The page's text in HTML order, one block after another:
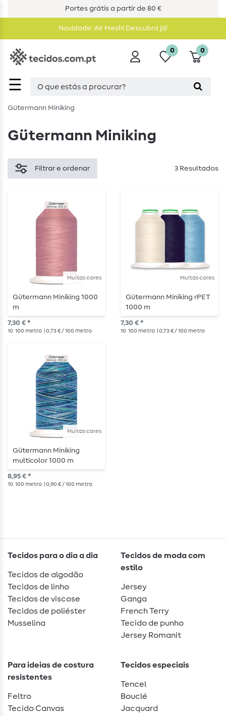
Portes grátis a partir de 80 €
Novidade: Air Mesh! Descubra já!
☰
0 0
Gütermann Miniking
Gütermann Miniking
Filtrar e ordenar 3 Resultados
Muitas cores
Gütermann Miniking 1000
m
7,30 € *
10 100 metro | 0,73 € / 100 metro
Muitas cores
Gütermann Miniking rPET
1000 m
7,30 € *
10 100 metro | 0,73 € / 100 metro
Muitas cores
Gütermann Miniking
multicolor 1000 m
8,95 € *
10 100 metro | 0,90 € / 100 metro
Tecidos para o dia a dia
Tecidos de algodão
Tecidos de linho
Tecidos de viscose
Tecidos de poliéster
Musselina
Tecidos de moda com
estilo
Jersey
Ganga
French Terry
Tecido de punho
Jersey Romanit
Para ideias de costura
resistentes
Feltro
Tecido Canvas
Tecidos especiais
Tencel
Bouclé
Jacquard